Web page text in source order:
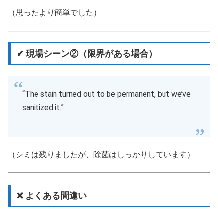
（思ったより簡単でした）
✔ 現場シーン②（限界がある場合）
“The stain turned out to be permanent, but we’ve
sanitized it.”
（シミは残りましたが、除菌はしっかりしています）
❌ よくある間違い